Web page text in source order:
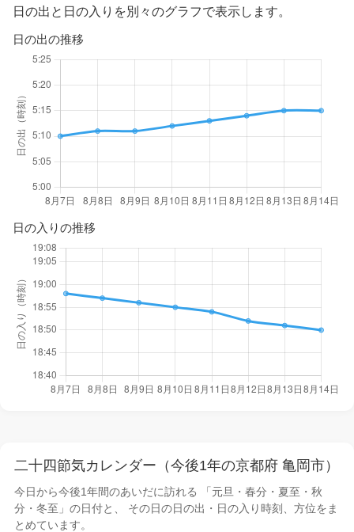
日の出と日の入りを別々のグラフで表示します。
日の出の推移
日の入りの推移
二十四節気カレンダー（今後1年の京都府 亀岡市）
今日から今後1年間のあいだに訪れる 「元旦・春分・夏至・秋
分・冬至」の日付と、 その日の日の出・日の入り時刻
、方位をま
とめています。